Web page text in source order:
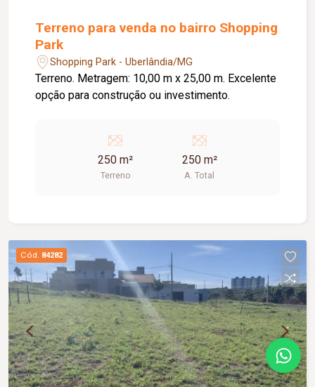
Terreno para venda no bairro Shopping
Park
Shopping Park - Uberlândia/MG
Terreno. Metragem: 10,00 m x 25,00 m. Excelente
opção para construção ou investimento.
250 m²
Terreno
250 m²
A. Total
Cód. 84282